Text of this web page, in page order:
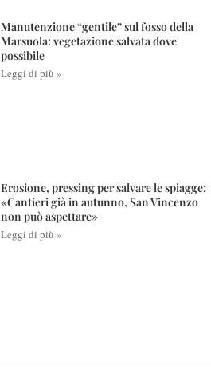
Manutenzione “gentile” sul fosso della
Marsuola: vegetazione salvata dove
possibile
Leggi di più »
Erosione, pressing per salvare le spiagge:
«Cantieri già in autunno, San Vincenzo
non può aspettare»
Leggi di più »